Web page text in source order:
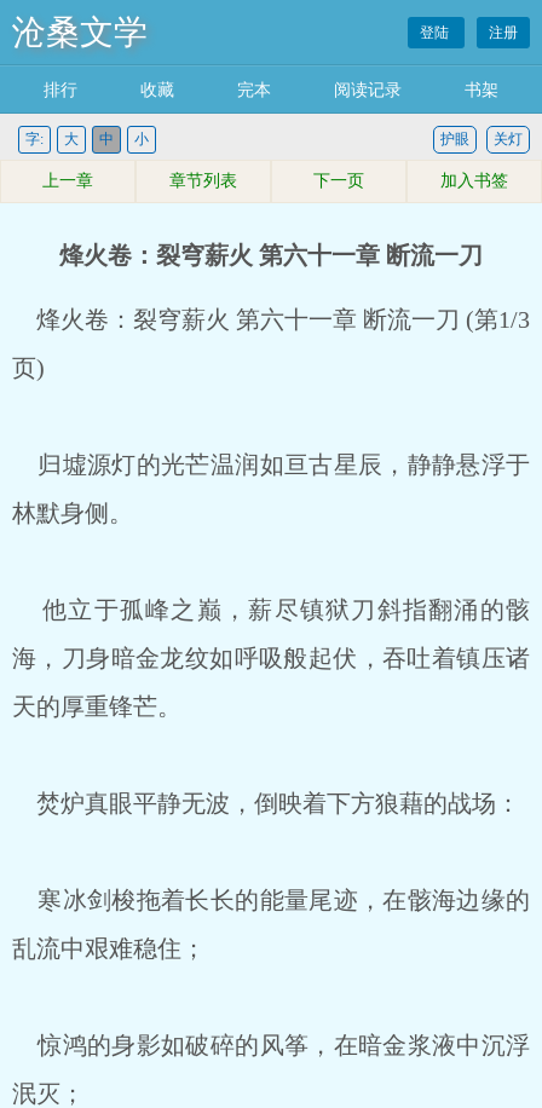
沧桑文学 登陆 注册
排行 收藏 完本 阅读记录 书架
字: 大 中 小 关灯
护眼
上一章 章节列表 下一页 加入书签
烽火卷：裂穹薪火 第六十一章 断流一刀
烽火卷：裂穹薪火 第六十一章 断流一刀 (第1/3
页)
归墟源灯的光芒温润如亘古星辰，静静悬浮于
林默身侧。
他立于孤峰之巅，薪尽镇狱刀斜指翻涌的骸
海，刀身暗金龙纹如呼吸般起伏，吞吐着镇压诸
天的厚重锋芒。
焚炉真眼平静无波，倒映着下方狼藉的战场：
寒冰剑梭拖着长长的能量尾迹，在骸海边缘的
乱流中艰难稳住；
惊鸿的身影如破碎的风筝，在暗金浆液中沉浮
泯灭；